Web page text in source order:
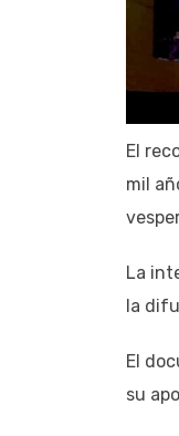
El
mil
La
la
El
su